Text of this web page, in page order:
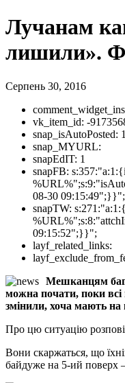
Лучанам
лишили».
Серпень 30, 2016
vk_item_id: -
snap_isAutoPosted: 1
snap_MYURL:
snapEdIT: 1
snapFB:
08-30 09:15:49";}}";
snapTW:
09:15:52";}}";
layf_related_links:
Мешканцям
можна почати, поки всі
змінили, хоча мають на
Про цю ситуацію
Вони скаржаться, що
байдуже на 5-ий поверх